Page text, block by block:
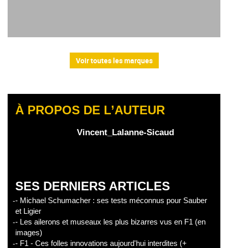
Voir toutes les marques
À PROPOS DE L’AUTEUR
Vincent_Lalanne-Sicaud
SES DERNIERS ARTICLES
- Michael Schumacher : ses tests méconnus pour Sauber
et Ligier
- Les ailerons et museaux les plus bizarres vus en F1 (en
images)
- F1 - Ces folles innovations aujourd'hui interdites (+